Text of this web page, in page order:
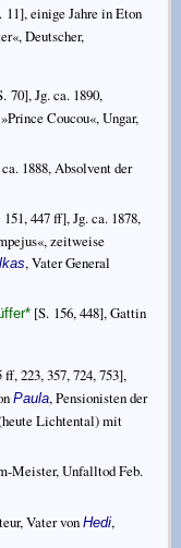
11], einige Jahre in Eton
Deutscher,
70], Jg. ca. 1890,
Coucou«, Ungar,
1888, Absolvent der
151, 447 ff], Jg. ca. 1878,
zeitweise
, Vater General
* [S. 156, 448], Gattin
ff, 223, 357, 724, 753],
Paula, Pensionisten der
Lichtental) mit
Meister, Unfalltod Feb.
Vater vonHedi,